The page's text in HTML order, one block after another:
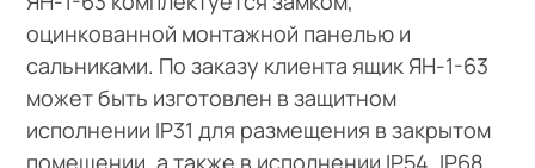
оцинкованной монтажной панелью и
сальниками. По заказу клиента ящик ЯН-1-63
может быть изготовлен в защитном
исполнении IP31 для размещения в закрытом
помещении, а также в исполнении IP54, IP68